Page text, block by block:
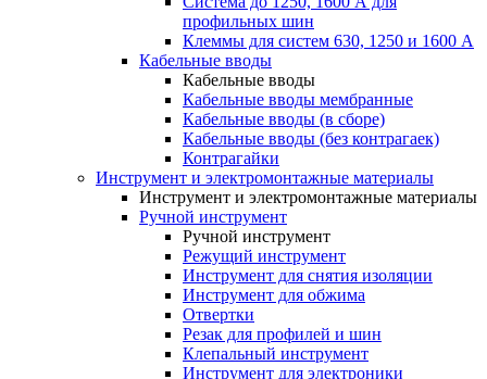
профильных шин
Клеммы для систем 630, 1250 и 1600 А
Кабельные вводы
Кабельные вводы
Кабельные вводы мембранные
Кабельные вводы (в сборе)
Кабельные вводы (без контрагаек)
Контрагайки
Инструмент и электромонтажные материалы
Инструмент и электромонтажные материалы
Ручной инструмент
Ручной инструмент
Режущий инструмент
Инструмент для снятия изоляции
Инструмент для обжима
Отвертки
Резак для профилей и шин
Клепальный инструмент
Инструмент для электроники